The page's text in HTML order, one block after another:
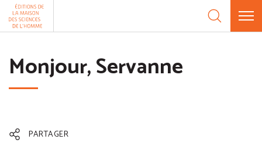
Aller au contenu
Monjour, Servanne
PARTAGER
Panneau de gestion des cookies